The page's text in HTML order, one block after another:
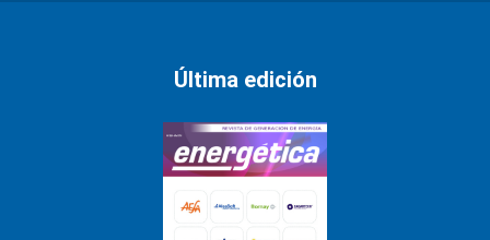
Última edición